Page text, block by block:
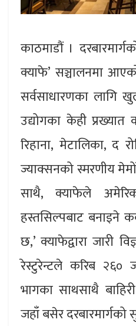
काठमाडौं ।
क्याफे’ सञ्चालनमा
सर्वसाधारणका लागि
उद्योगका केही
रिहाना, मेटालिका, द
ज्याक्सनको स्मरणीय
साथै, क्याफेले
हस्तसिल्पबाट बनाइने
छ,’ क्याफेद्वारा जारी
रेस्टुरेन्टले करिब २६०
भागका साथसाथै
जहाँ बसेर